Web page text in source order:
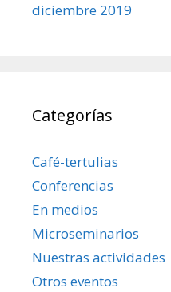
diciembre 2019
Categorías
Café-tertulias
Conferencias
En medios
Microseminarios
Nuestras actividades
Otros eventos